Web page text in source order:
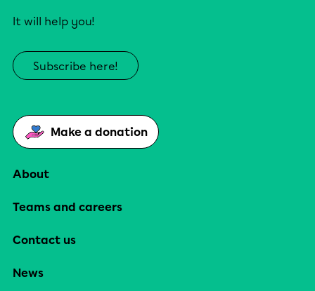
It will help you!
Subscribe here!
Make a donation
About
Teams and careers
Contact us
News